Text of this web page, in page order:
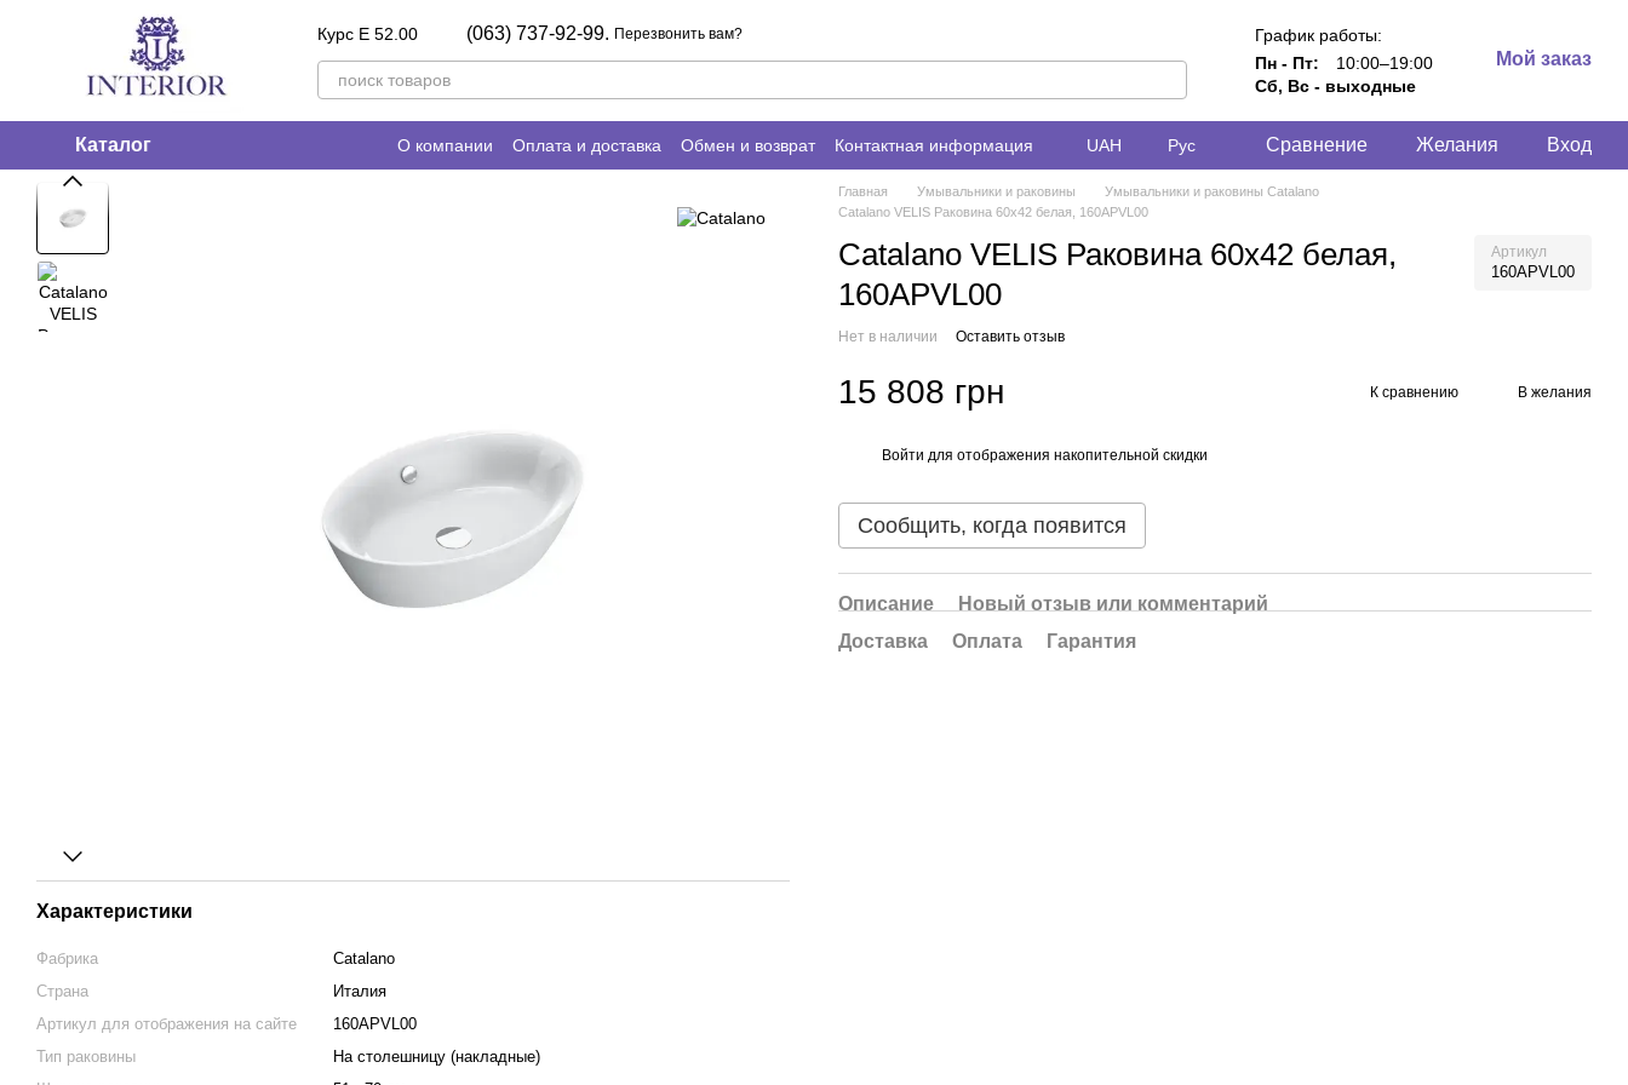
Перейти к основному контенту
Курс E 52.00
(063) 737-92-99. Перезвонить вам?
График работы:
Пн - Пт:
10:00–19:00
Сб, Вс - выходные
Мой заказ
Каталог О компании Оплата и доставка Обмен и возврат Контактная информация UAH Рус Сравнение Желания Вход
Характеристики
Фабрика
Catalano
Страна
Италия
Артикул для отображения на сайте
160APVL00
Тип раковины
На столешницу (накладные)
Главная Умывальники и раковины
Умывальники и раковины Catalano
Catalano VELIS Раковина 60x42 белая, 160APVL00
Catalano VELIS Раковина 60x42 белая,
160APVL00
Артикул
160APVL00
Нет в наличии Оставить отзыв
15 808 грн К сравнению В желания
Войти для отображения накопительной скидки
Сообщить, когда появится
Описание
Новый отзыв или комментарий
Доставка
Оплата Гарантия